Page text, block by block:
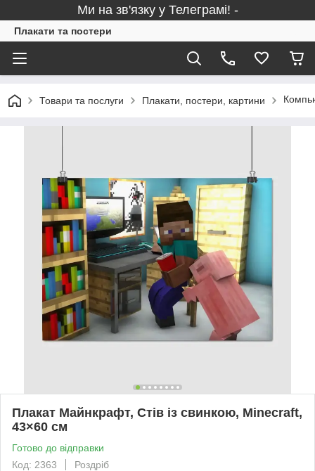
Ми на зв'язку у Телеграмі! -
Плакати та постери
Товари та послуги Плакати, постери, картини
Плакат Майнкрафт, Стів із свинкою, Minecraft,
43×60 см
Готово до відправки
Код: 2363
Роздріб